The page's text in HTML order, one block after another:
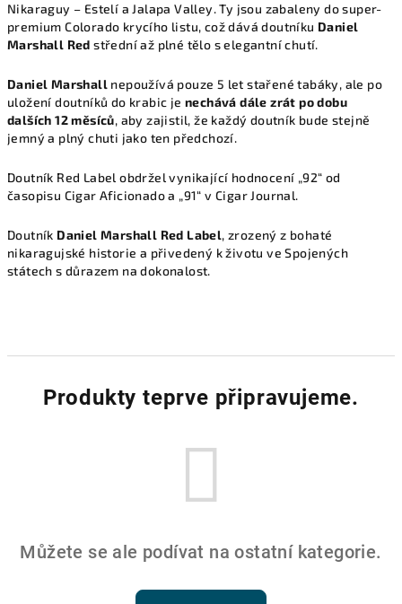
Nikaraguy – Estelí a Jalapa Valley. Ty jsou zabaleny do super-
premium Colorado krycího listu, což dává doutníku Daniel
Marshall Red střední až plné tělo s elegantní chutí.
Daniel Marshall nepoužívá pouze 5 let stařené tabáky, ale po
uložení doutníků do krabic je nechává dále zrát po dobu
dalších 12 měsíců, aby zajistil, že každý doutník bude stejně
jemný a plný chuti jako ten předchozí.
Doutník Red Label obdržel vynikající hodnocení „92“ od
časopisu Cigar Aficionado a „91“ v Cigar Journal.
Doutník Daniel Marshall Red Label, zrozený z bohaté
nikaragujské historie a přivedený k životu ve Spojených
státech s důrazem na dokonalost.
Produkty teprve připravujeme.
Můžete se ale podívat na ostatní kategorie.